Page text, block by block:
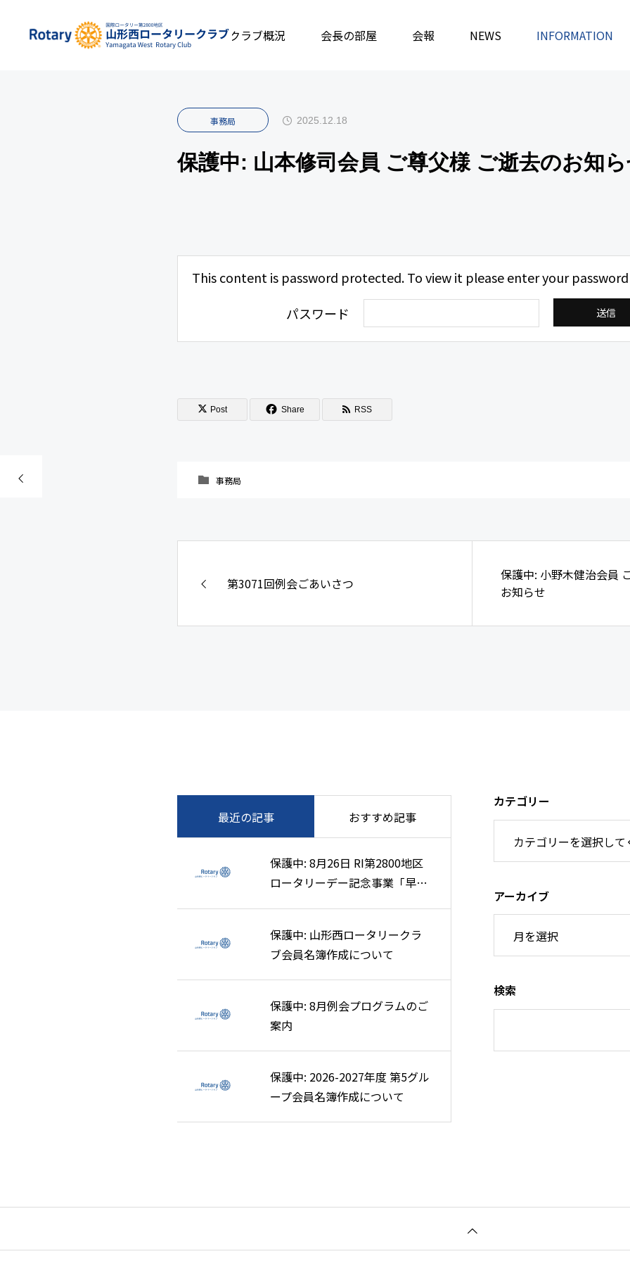
私たちについて クラブ概況 会長の部屋 会報 NEWS INFORMATION
INFOMATION 事務局 保護中: 山本修司会員 ご尊父様 ご逝去のお知らせ
事務局 2025.12.18
保護中: 山本修司会員 ご尊父様 ご逝去のお知
This content is password protected. To view it please enter your
パスワード
Post Share RSS
事務局
第3071回例会ごあいさつ
保護中: 小野木健治会員
お知らせ
最近の記事 おすすめ記事
保護中: 8月26日 RI第2800地区
ロータリーデー記念事業「早朝
保護中: 山形西ロータリークラ
ブ会員名簿作成について
保護中: 8月例会プログラムのご
案内
保護中: 2026-2027年度 第5グル
ープ会員名簿作成について
保護中: 8月26日 RI第2800地区
ロータリーデー記念事業「早朝
保護中: 山形西ロータリークラ
ブ会員名簿作成について
保護中: 8月例会プログラムのご
案内
保護中: 2026-2027年度 第5グル
ープ会員名簿作成について
カテゴリー
アーカイブ
検索